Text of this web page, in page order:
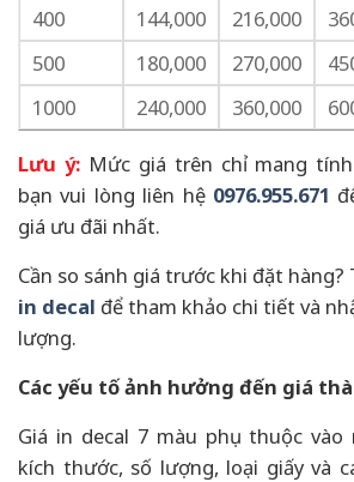
400
144,000 216,000
500
180,000 270,000
1000
240,000 360,000
Lưu ý:Mức giá trên chỉ mang
bạn vui lòng liên hệ 0976.955.671
giá ưu đãi nhất.
Cần so sánh giá trước khi đặt hàng?
in decal để tham khảo chi tiết và
lượng.
Các yếu tố ảnh hưởng đến giá
Giá in decal 7 màu phụ thuộc
kích thước, số lượng, loại giấy và